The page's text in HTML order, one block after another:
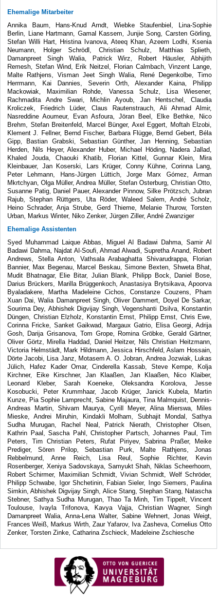
Ehemalige Mitarbeiter
Annika Baum, Hans-Knud Arndt, Wiebke Staufenbiel, Lina-Sophie
Berlin, Liane Hartmann, Gamal Kassem, Junjie Song, Carsten Görling,
Stefan Willi Hart, Hristina Ivanova, Ateeq Khan, Azeem Lodhi, Ksenia
Neumann, Holger Schrödl, Christian Schulz, Matthias Splieth,
Damanpreet Singh Walia, Patrick Wirz, Robert Häusler, Abhijith
Remesh, Stefan Wind, Erik Neitzel, Florian Calmbach, Vinzent Lange,
Malte Rathjens, Visman Jeet Singh Walia, René Degenkolbe, Timo
Herrmann, Kai Dannies, Severin Orth, Alexander Kaina, Philipp
Mackowiak, Maximilian Rohde, Vanessa Schulz, Lisa Wiesener,
Rachmadita Andre Swari, Michlin Ayoub, Jan Hentschel, Claudia
Kroliczek, Friedrich Lüder, Claus Rautenstrauch, Ali Ahmad Almir,
Nasreddine Aoumeur, Evan Asfoura, Jöran Beel, Elke Bethke, Nico
Brehm, Stefan Breitenfeld, Marcel Bünger, Axel Eggert, Moftah Elzobi,
Klement J. Fellner, Bernd Fischer, Barbara Flügge, Bernd Gebert, Béla
Gipp, Bastian Grabski, Sebastian Günther, Jan Henning, Sebastian
Herden, Nils Heyer, Alexander Huber, Michael Höding, Nadera Jallad,
Khaled Jouda, Chaouki Khatib, Florian Kittel, Gunnar Klein, Mira
Kleinbauer, Jan Koserski, Lars Krüger, Conny Kühne, Corinna Lang,
Peter Lehmann, Hans-Jürgen Lüttich, Jorge Marx Gómez, Arman
Mkrtchyan, Olga Müller, Andrea Müller, Stefan Osterburg, Christian Otto,
Susanne Patig, Daniel Pauer, Alexander Pinnow, Silke Prötzsch, Jubran
Rajub, Stephan Rüttgers, Uta Röder, Waleed Salem, André Scholz,
Heino Schrader, Anja Strube, Gerd Thieme, Melanie Thurow, Torsten
Urban, Markus Winter, Niko Zenker, Jürgen Ziller, André Zwanziger
Ehemalige Assistenten
Syed Muhammad Laique Abbas, Miguel Al Badawi Dahma, Samir Al
Badawi Dahma, Najdat Al-Soufi, Ahmad Alwadi, Supretha Anand, Robert
Andrews, Stella Anton, Vathsala Arabaghatta Shivarudrappa, Florian
Bannier, Max Begenau, Marcel Beskau, Simone Bexten, Shweta Bhat,
Mudit Bhatnagar, Elie Bitar, Julian Blank, Philipp Bock, Daniel Bose,
Darius Brückers, Marilla Brüggenkoch, Anastasiya Brytsikava, Apoorva
Byaladakere, Martha Madeleine Cichos, Constanze Couzens, Pham
Xuan Dai, Walia Damanpreet Singh, Oliver Dammert, Doyel De Sarkar,
Sourima Dey, Abhishek Digvijay Singh, Vegenshanti Dsilva, Konstantin
Düngen, Christian Elzholz, Konstantin Ernst, Philipp Ernst, Chris Ewe,
Corinna Fricke, Sanket Gaikwad, Margaux Gatrio, Elisa Georgi, Adrija
Gosh, Darija Grisanova, Tom Grope, Romina Gröbke, Gerald Gärtner,
Oliver Görtz, Mirella Haddad, Daniel Heitzer, Nils Christian Heitzmann,
Victoria Helmstädt, Mark Hildmann, Jessica Hirschfeld, Aslam Hossain,
Dörte Jacobi, Lisa Janz, Motasem A. O. Jobran, Andrea Jozwiak, Lukas
Jülich, Hafez Kader Omar, Cinderella Kassab, Steve Kempe, Kolja
Kirchner, Eike Kirschner, Jan Klaaßen, Jan Klaaßen, Nico Klaiber,
Leonard Kleber, Sarah Koeneke, Oleksandra Korolova, Jesse
Kosobucki, Peter Krummhaar, Jacob Krüger, Janick Kubela, Martin
Kunze, Pia Sophie Lamprecht, Sabine Majaura, Tina Malmquist, Dennis-
Andreas Martin, Shivam Maurya, Cyrill Meyer, Alina Mierswa, Miles
Mieske, Andrei Miruhin, Kindakli Molham, Subhajit Mondal, Sathya
Sudha Murugan, Rachel Neal, Patrick Nierath, Christopher Olsen,
Kathrin Paal, Sascha Pahl, Christopher Partsch, Johannes Paul, Tim
Peters, Tim Christian Peters, Rufat Piriyev, Sabrina Praßer, Meike
Prediger, Sören Prilop, Sebastian Purk, Malte Rathjens, Jonas
Rebbelmund, Anne Reich, Lisa Reul, Sophie Richter, Kevin
Rosenberger, Xeniya Sadovskaya, Samyukt Shah, Niklas Scheerhoorn,
Robert Schirmer, Maximilian Schmidt, Vivian Schmidt, Welf Schröder,
Philipp Schwabe, Igor Shchetinin, Fabian Sieler, Ingo Siemers, Paulina
Simkin, Abhishek Digvijay Singh, Alice Stang, Stephan Stang, Natascha
Stebner, Sathya Sudha Murugan, Thao Ta Minh, Tim Tippelt, Vincent
Toulouse, Ivayla Trifonova, Kavya Vajja, Christian Wagner, Singh
Damanpreet Walia, Anna-Lena Walter, Sabine Wehnert, Jonas Weigt,
Frances Weiß, Markus Wirth, Zaur Yafarov, Iva Zasheva, Cornelius Otto
Zenker, Torsten Zinke, Catharina Zschieck, Madeleine Zschiesche